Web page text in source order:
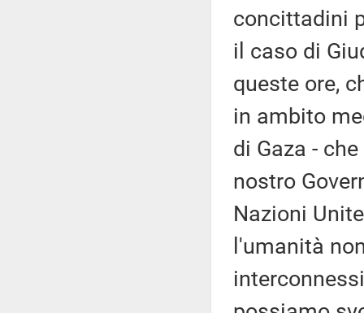
concittadini
il caso di
queste ore,
in ambito
di Gaza -
nostro
Nazioni
l'umanità